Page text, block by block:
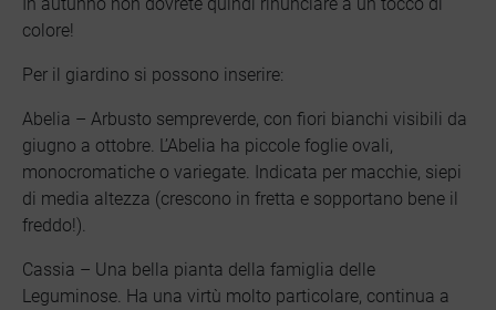
colore!
Per il giardino si possono inserire:
Abelia – Arbusto sempreverde, con fiori bianchi visibili da
giugno a ottobre. L’Abelia ha piccole foglie ovali,
monocromatiche o variegate. Indicata per macchie, siepi
di media altezza (crescono in fretta e sopportano bene il
freddo!).
Cassia – Una bella pianta della famiglia delle
Leguminose. Ha una virtù molto particolare, continua a